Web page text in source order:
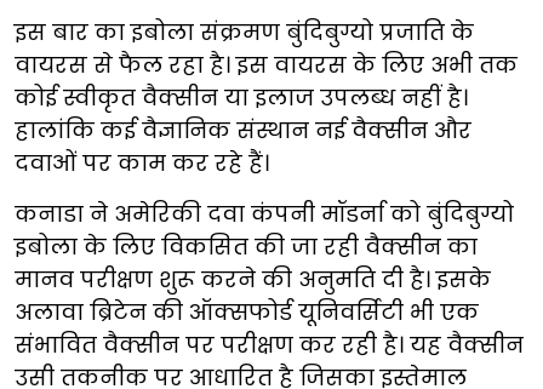
इस बार का इबोला संक्रमण बुंदिबुग्यो प्रजाति के
वायरस से फैल रहा है। इस वायरस के लिए अभी तक
कोई स्वीकृत वैक्सीन या इलाज उपलब्ध नहीं है।
हालांकि कई वैज्ञानिक संस्थान नई वैक्सीन और
दवाओं पर काम कर रहे हैं।
कनाडा ने अमेरिकी दवा कंपनी मॉडर्ना को बुंदिबुग्यो
इबोला के लिए विकसित की जा रही वैक्सीन का
मानव परीक्षण शुरू करने की अनुमति दी है। इसके
अलावा ब्रिटेन की ऑक्सफोर्ड यूनिवर्सिटी भी एक
संभावित वैक्सीन पर परीक्षण कर रही है। यह वैक्सीन
उसी तकनीक पर आधारित है जिसका इस्तेमाल